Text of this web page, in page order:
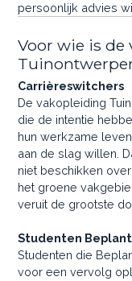
persoonlijk advies
Voor wie is de
Carrièreswitchers
De vakopleiding
die de intentie
hun werkzame
aan de slag willen.
niet beschikken
het groene
veruit de grootste
Studenten
Studenten die
voor een vervolg